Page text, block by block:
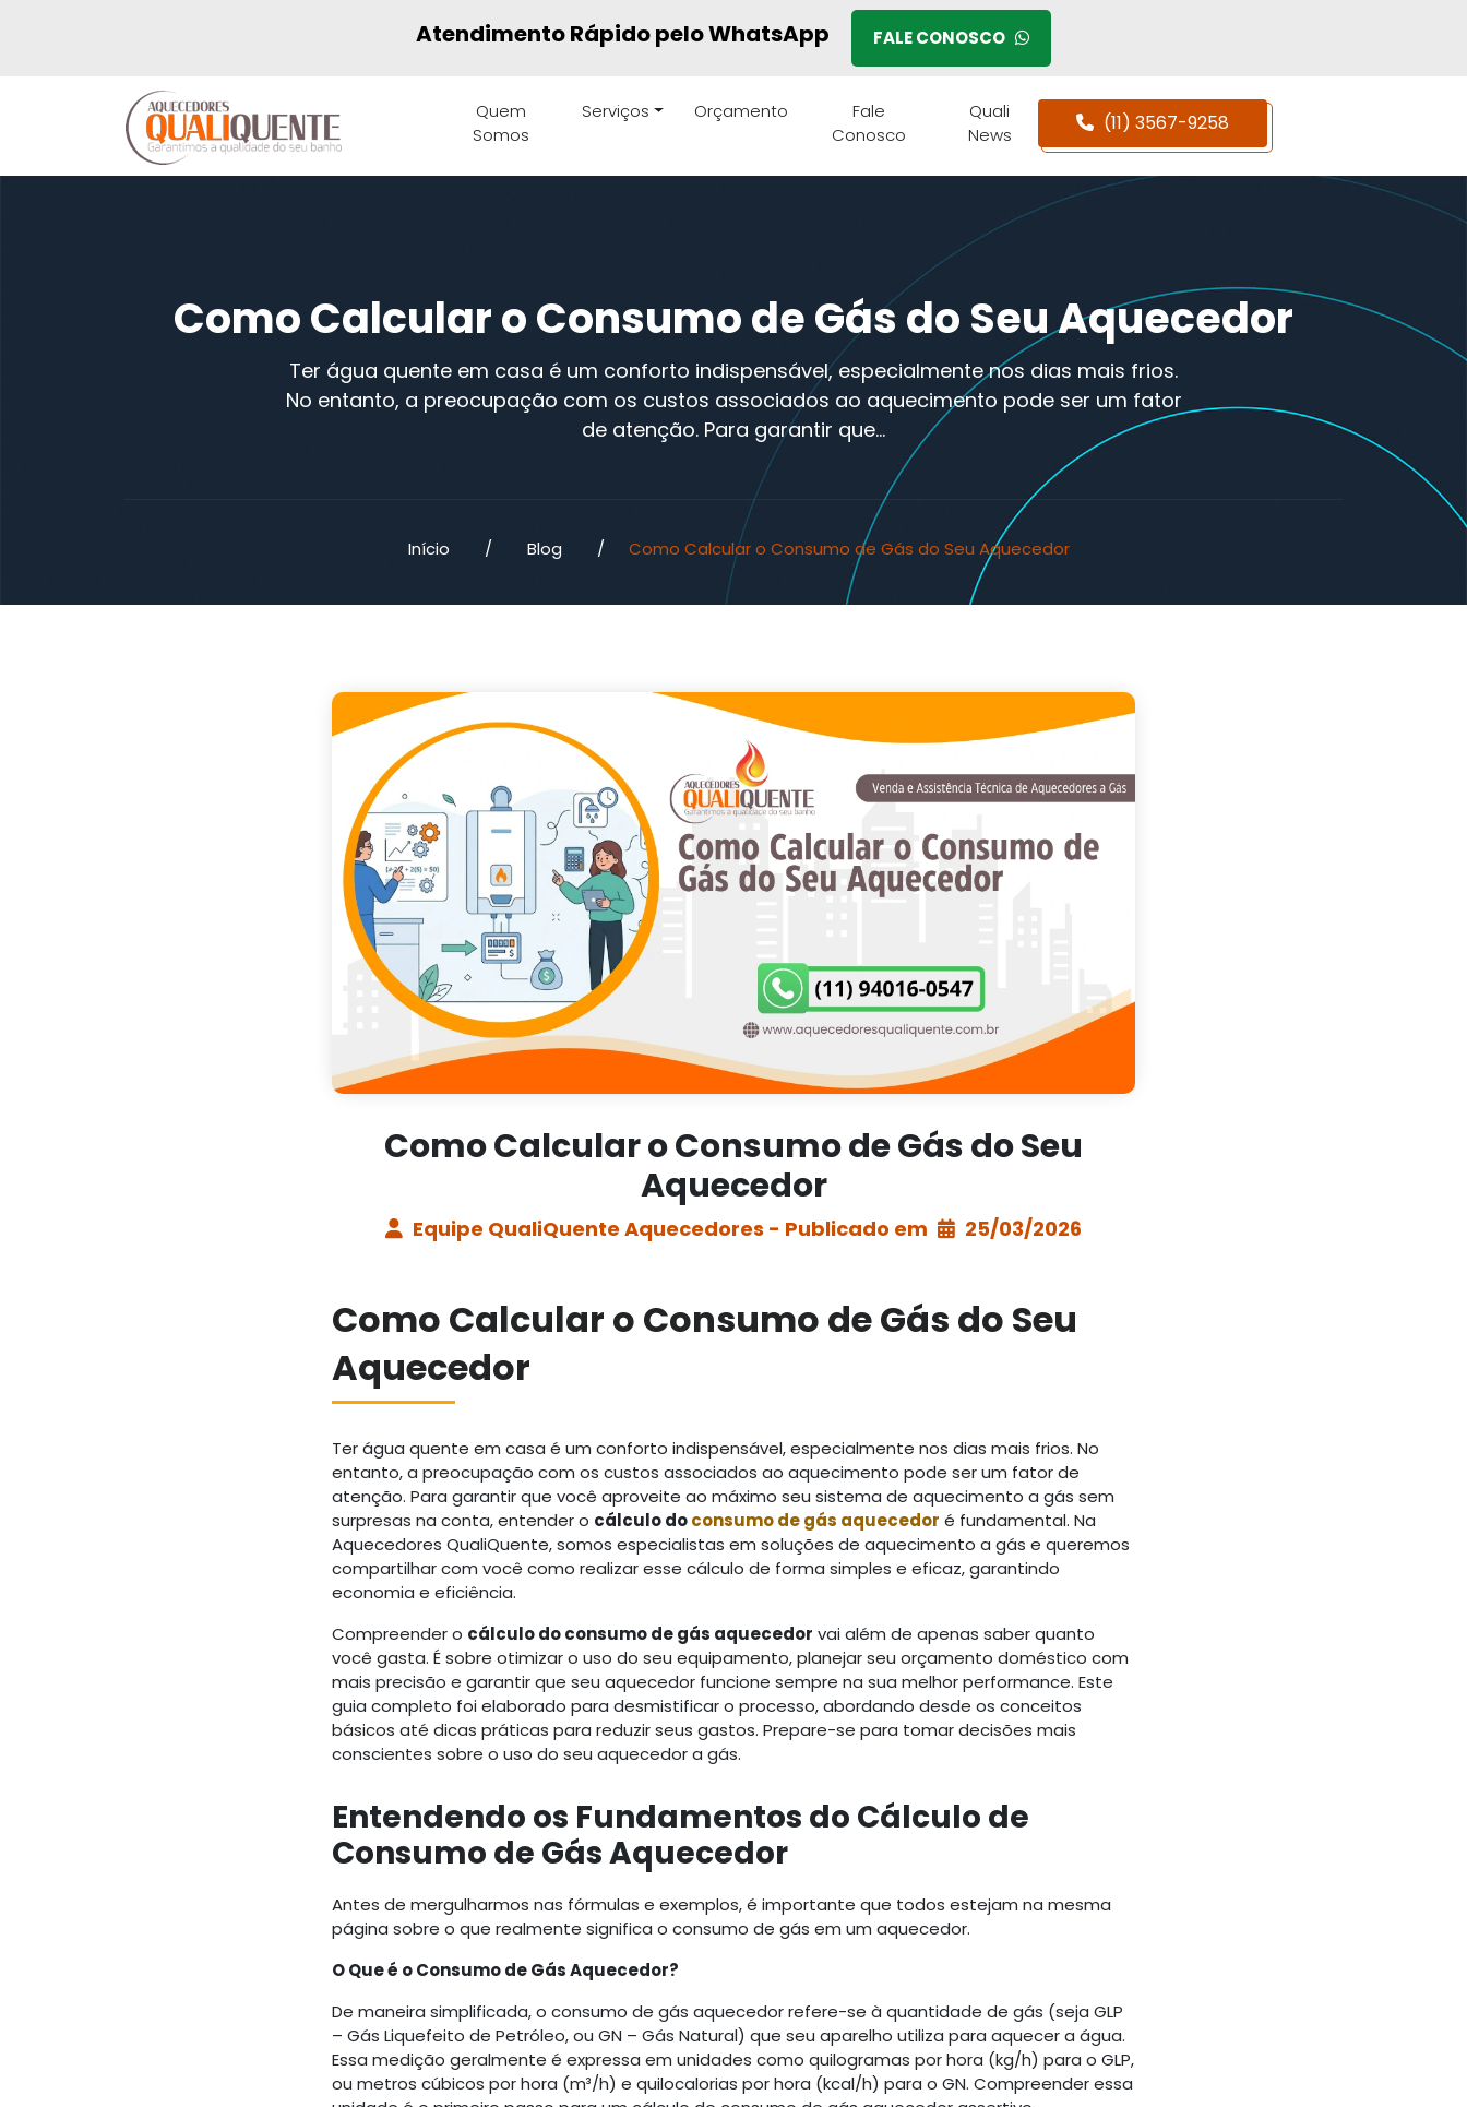
Atendimento Rápido pelo WhatsApp FALE CONOSCO
Quem
Somos
Serviços Orçamento
Fale
Conosco
Quali
News
(11) 3567-9258
Como Calcular o Consumo de Gás do Seu Aquecedor
Ter água quente em casa é um conforto indispensável, especialmente nos dias mais frios.
No entanto, a preocupação com os custos associados ao aquecimento pode ser um fator
de atenção. Para garantir que…
Início / Blog / Como Calcular o Consumo de Gás do Seu Aquecedor
Como Calcular o Consumo de Gás do Seu
Aquecedor
Equipe QualiQuente Aquecedores - Publicado em 25/03/2026
Como Calcular o Consumo de Gás do Seu
Aquecedor
Ter água quente em casa é um conforto indispensável, especialmente nos dias mais frios. No
entanto, a preocupação com os custos associados ao aquecimento pode ser um fator de
atenção. Para garantir que você aproveite ao máximo seu sistema de aquecimento a gás sem
surpresas na conta, entender o cálculo doconsumo de gás aquecedor é fundamental. Na
Aquecedores QualiQuente, somos especialistas em soluções de aquecimento a gás e queremos
compartilhar com você como realizar esse cálculo de forma simples e eficaz, garantindo
economia e eficiência.
Compreender o cálculo do consumo de gás aquecedor vai além de apenas saber quanto
você gasta. É sobre otimizar o uso do seu equipamento, planejar seu orçamento doméstico com
mais precisão e garantir que seu aquecedor funcione sempre na sua melhor performance. Este
guia completo foi elaborado para desmistificar o processo, abordando desde os conceitos
básicos até dicas práticas para reduzir seus gastos. Prepare-se para tomar decisões mais
conscientes sobre o uso do seu aquecedor a gás.
Entendendo os Fundamentos do Cálculo de
Consumo de Gás Aquecedor
Antes de mergulharmos nas fórmulas e exemplos, é importante que todos estejam na mesma
página sobre o que realmente significa o consumo de gás em um aquecedor.
O Que é o Consumo de Gás Aquecedor?
De maneira simplificada, o consumo de gás aquecedor refere-se à quantidade de gás (seja GLP
– Gás Liquefeito de Petróleo, ou GN – Gás Natural) que seu aparelho utiliza para aquecer a água.
Essa medição geralmente é expressa em unidades como quilogramas por hora (kg/h) para o GLP,
ou metros cúbicos por hora (m³/h) e quilocalorias por hora (kcal/h) para o GN. Compreender essa